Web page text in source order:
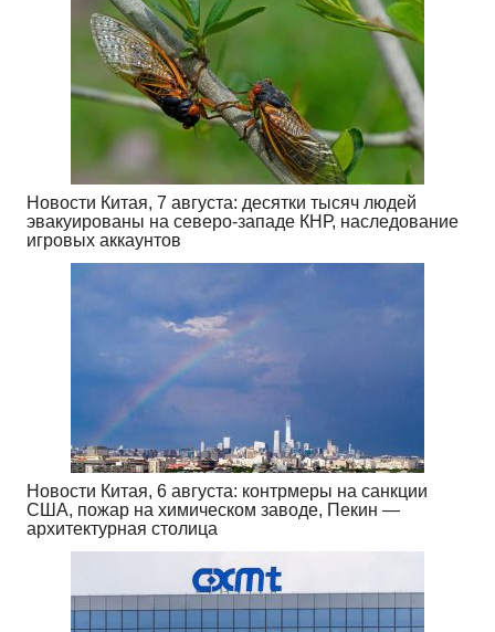
Новости Китая, 7 августа: десятки тысяч людей
эвакуированы на северо-западе КНР, наследование
игровых аккаунтов
Новости Китая, 6 августа: контрмеры на санкции
США, пожар на химическом заводе, Пекин —
архитектурная столица